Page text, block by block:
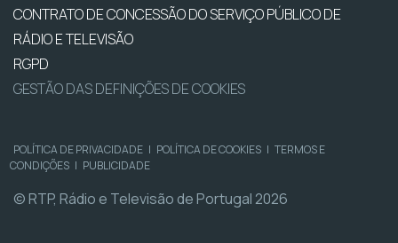
CONTRATO DE CONCESSÃO DO SERVIÇO PÚBLICO DE
RÁDIO E TELEVISÃO
RGPD
GESTÃO DAS DEFINIÇÕES DE COOKIES
POLÍTICA DE PRIVACIDADE | POLÍTICA DE COOKIES | TERMOS E
CONDIÇÕES | PUBLICIDADE
© RTP, Rádio e Televisão de Portugal 2026